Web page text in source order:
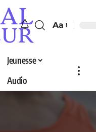
Aa
Jeunesse
Audio